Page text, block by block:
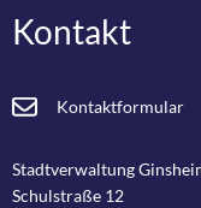
Kontakt
Kontaktformular
Stadtverwaltung
Schulstraße 12